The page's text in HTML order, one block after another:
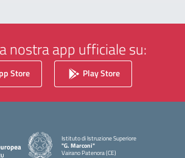
nostra app ufficiale su:
Store Play Store
Istituto di Istruzione Superiore
"G. Marconi"
Vairano Patenora (CE)